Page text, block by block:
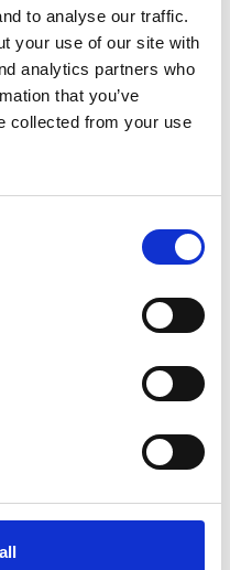
to analyse our traffic.
your use of our site with
analytics partners who
that you’ve
collected from your use
af høj kvalitet. Gennem
har galleriet vist en
karriere. Galleriet er
De repræsenterede